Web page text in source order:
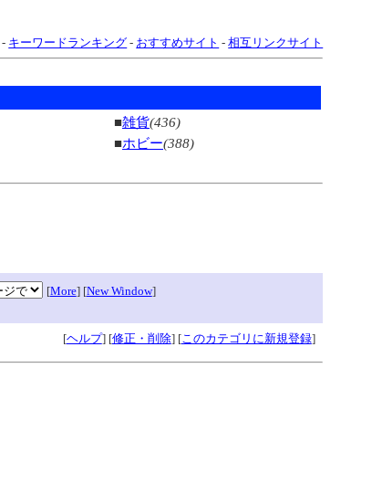
- キーワードランキング - おすすめサイト -相互リンクサイト
■雑貨(436)
■ホビー(388)
[More] [New Window]
[ヘルプ] [修正・削除] [このカテゴリに新規登録]